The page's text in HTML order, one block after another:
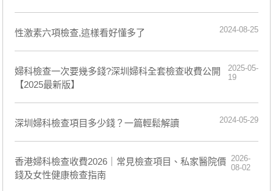
​性激素六項檢查,這樣看好懂多了 2024-08-25
婦科檢查一次要幾多錢?深圳婦科全套檢查收費公開
【2025最新版】
2025-05-
19
深圳婦科檢查項目多少錢？一篇輕鬆解讀 2024-05-29
香港婦科檢查收費2026｜常見檢查項目、私家醫院價
錢及女性健康檢查指南
2026-
08-02